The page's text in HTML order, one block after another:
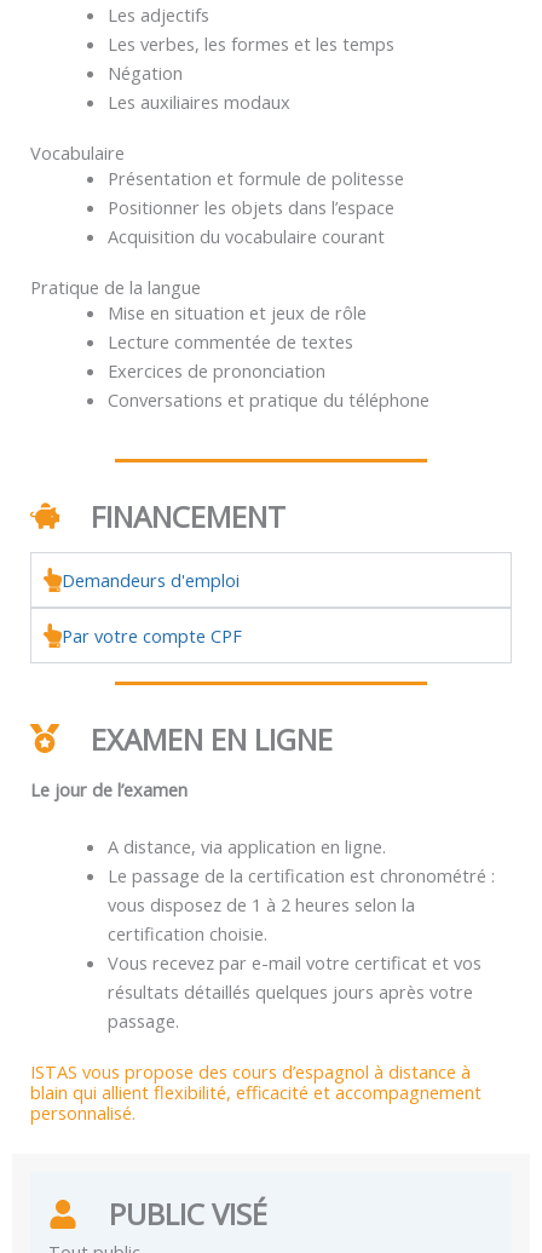
Les adjectifs
Les verbes, les formes et les temps
Négation
Les auxiliaires modaux
Vocabulaire
Présentation et formule de politesse
Positionner les objets dans l’espace
Acquisition du vocabulaire courant
Pratique de la langue
Mise en situation et jeux de rôle
Lecture commentée de textes
Exercices de prononciation
Conversations et pratique du téléphone
FINANCEMENT
Demandeurs d'emploi
Par votre compte CPF
EXAMEN EN LIGNE
Le jour de l’examen
A distance, via application en ligne.
Le passage de la certification est chronométré :
vous disposez de 1 à 2 heures selon la
certification choisie.
Vous recevez par e-mail votre certificat et vos
résultats détaillés quelques jours après votre
passage.
ISTAS vous propose des cours d’espagnol à distance à
blain qui allient flexibilité, efficacité et accompagnement
personnalisé.
PUBLIC VISÉ